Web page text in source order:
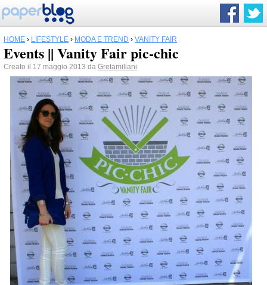
HOME › LIFESTYLE › MODA E TREND › VANITY FAIR
Events || Vanity Fair pic-chic
Creato il 17 maggio 2013 da Gretamiliani